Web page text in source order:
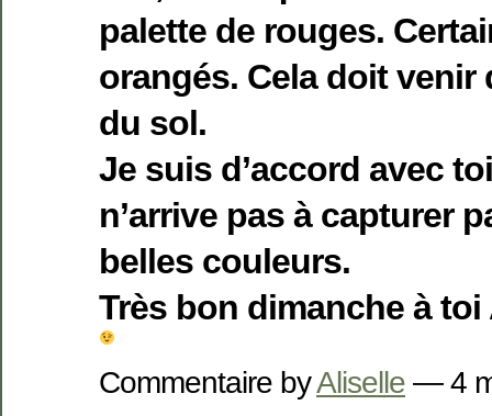
palette de rouges.
orangés. Cela doit
du sol.
Je suis d’accord avec
n’arrive pas à capturer
belles couleurs.
Très bon dimanche à toi
Commentaire byAliselle — 4